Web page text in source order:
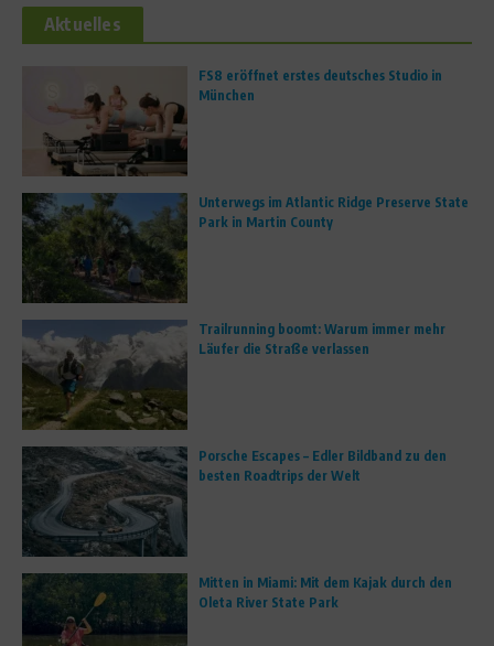
Aktuelles
FS8 eröffnet erstes deutsches Studio in
München
Unterwegs im Atlantic Ridge Preserve State
Park in Martin County
Trailrunning boomt: Warum immer mehr
Läufer die Straße verlassen
Porsche Escapes – Edler Bildband zu den
besten Roadtrips der Welt
Mitten in Miami: Mit dem Kajak durch den
Oleta River State Park